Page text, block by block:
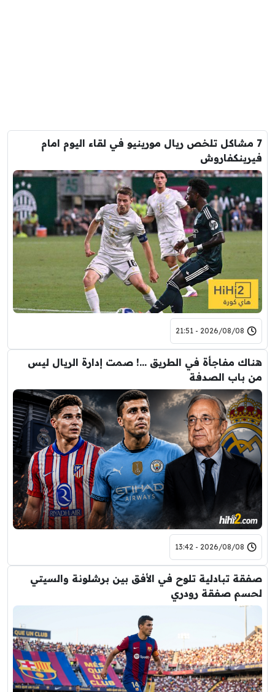
7 مشاكل تلخص ريال مورينيو في لقاء اليوم امام
فيرينكفاروش
2026/08/08 - 21:51
هناك مفاجأة في الطريق …! صمت إدارة الريال ليس
من باب الصدفة
2026/08/08 - 13:42
صفقة تبادلية تلوح في الأفق بين برشلونة والسيتي
لحسم صفقة رودري